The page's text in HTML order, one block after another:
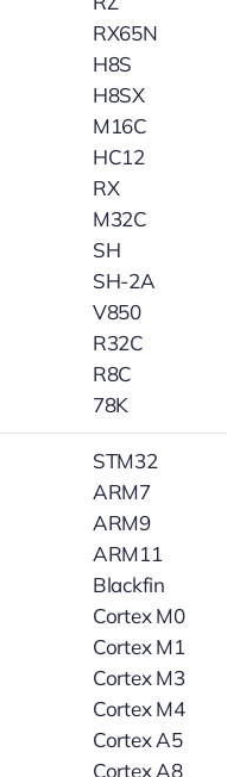
RX65N
H8S
H8SX
M16C
HC12
RX
M32C
SH
SH-2A
V850
R32C
R8C
78K
STM32
ARM7
ARM9
ARM11
Blackfin
Cortex M0
Cortex M1
Cortex M3
Cortex M4
Cortex A5
Cortex A8